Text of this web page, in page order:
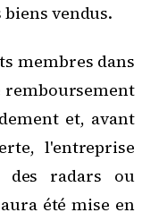
vendus.
membres dans
remboursement
et, avant
, l'entreprise
des radars ou
été mise en